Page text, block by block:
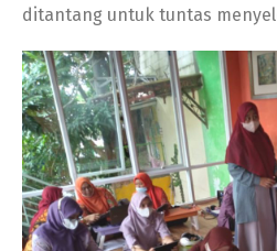
ditantang untuk tuntas